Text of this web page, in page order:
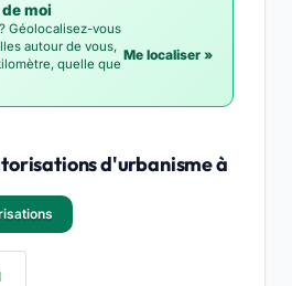
moi
Géolocalisez-vous
autour de vous,
quelle que
Me localiser »
d'urbanisme à